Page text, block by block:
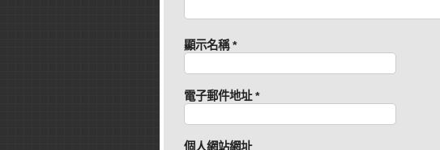
顯示名稱*
電子郵件地址*
個人網站網址